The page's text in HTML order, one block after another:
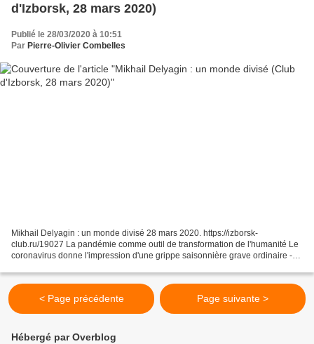
d'Izborsk, 28 mars 2020)
Publié le 28/03/2020 à 10:51
Par Pierre-Olivier Combelles
Mikhail Delyagin : un monde divisé 28 mars 2020. https://izborsk-
club.ru/19027 La pandémie comme outil de transformation de l'humanité Le
coronavirus donne l'impression d'une grippe saisonnière grave ordinaire -
< Page précédente Page suivante >
Hébergé par Overblog